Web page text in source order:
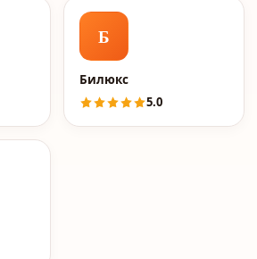
Б
Билюкс
5.0